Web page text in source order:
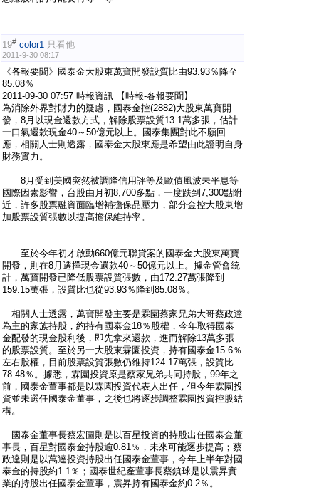
19# color1 只看他
2011-9-30 08:17
《各報要聞》國泰金大股東萬寶開發設質比由93.93％降至
85.08％
2011-09-30 07:57 時報資訊 【時報-各報要聞】
為消除外界對財力的疑慮，國泰金控(2882)大股東萬寶開
發，8月以現金還款方式，解除股票設質13.1萬多張，估計
一口氣還款現金40～50億元以上。國泰集團對此不願回
應，相關人士則透露，國泰金大股東應是希望由此證明自身
財務實力。
8月受到美國突然被調降信用評等及歐債風波未平息等
國際因素影響，台股由月初8,700多點，一度跌到7,300點附
近，許多股票融資面臨增補擔保品壓力，部分金控大股東增
加股票設質張數以提高擔保維持率。
至於今年初才啟動660億元聯貸案的國泰金大股東萬寶
開發，則在8月選擇現金還款40～50億元以上。據金管會統
計，萬寶開發已降低股票設質張數，由172.27萬張降到
159.15萬張，設質比也從93.93％降到85.08％。
相關人士透露，萬寶開發主要是霖園蔡家兄弟大哥蔡政達
為主的家族持股，約持有國泰金18％股權，今年取得國泰
金配發的現金股利後，即先拿來還款，進而解除13萬多張
的股票設質。至於另一大股東霖園投資，持有國泰金15.6％
左右股權，目前股票設質張數仍維持124.17萬張，設質比
78.48％。據悉，霖園投資原是蔡家兄弟共同持股，99年之
前，國泰金董事都是以霖園投資代表人出任，但今年霖園投
資並未選任國泰金董事，之後也將逐步調整霖園投資控股結
構。
國泰金董事長蔡宏圖則是以百星投資的持股出任國泰金董
事長，百星對國泰金持股逾0.81％，未來可能逐步提高；蔡
政達則是以萬達投資持股出任國泰金董事，今年上半年對國
泰金的持股約1.1％；國泰世紀產董事長蔡鎮球是以震昇實
業的持股出任國泰金董事，震昇持有國泰金約0.2％。